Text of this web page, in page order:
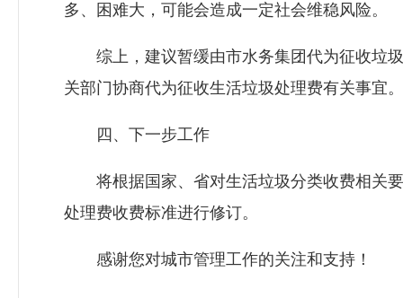
多、困难大，可能会造成一定社会维稳风险。
综上，建议暂缓由市水务集团代为征收垃圾
关部门协商代为征收生活垃圾处理费有关事宜。
四、下一步工作
将根据国家、省对生活垃圾分类收费相关要
处理费收费标准进行修订。
感谢您对城市管理工作的关注和支持！